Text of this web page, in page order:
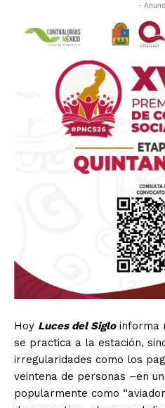
-
Hoy Luces del Sigloinforma
se practica a la estación,
irregularidades como los
veintena de personas –en
popularmente como